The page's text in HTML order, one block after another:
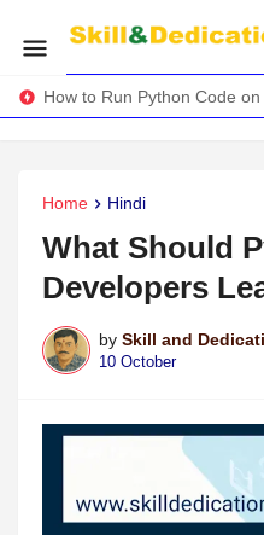
How to Run Python Code
Home Hindi
What Should
Developers
by Skill and
10 October